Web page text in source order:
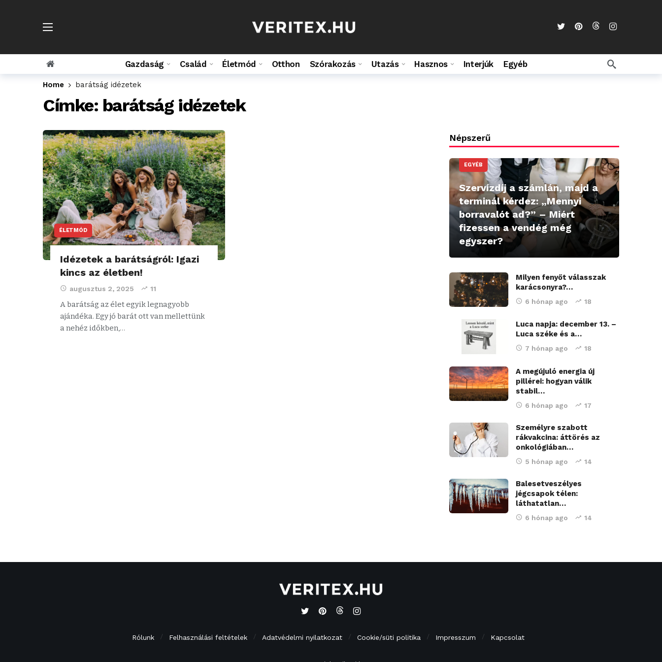
Gazdaság Család Életmód Otthon Szórakozás Utazás Hasznos Interjúk Egyéb
Home barátság idézetek
Címke: barátság idézetek
ÉLETMÓD
Idézetek a barátságról: Igazi
kincs az életben!
augusztus 2, 2025 11
A barátság az élet egyik legnagyobb
ajándéka. Egy jó barát ott van mellettünk
a nehéz időkben,…
Népszerű
EGYÉB
Szervízdíj a számlán, majd a
terminál kérdez: „Mennyi
borravalót ad?” – Miért
fizessen a vendég még
egyszer?
Milyen fenyőt válasszak
karácsonyra?…
6 hónap ago 18
Luca napja: december 13. –
Luca széke és a…
7 hónap ago 18
A megújuló energia új
pillérei: hogyan válik
stabil…
6 hónap ago 17
Személyre szabott
rákvakcina: áttörés az
onkológiában…
5 hónap ago 14
Balesetveszélyes
jégcsapok télen:
láthatatlan…
6 hónap ago 14
Rólunk Felhasználási feltételek Adatvédelmi nyilatkozat Cookie/süti politika Impresszum Kapcsolat